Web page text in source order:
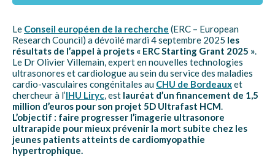
Le Conseil européen de la recherche (ERC – European
Research Council) a dévoilé mardi 4 septembre 2025 les
résultats de l’appel à projets « ERC Starting Grant 2025 ».
Le Dr Olivier Villemain, expert en nouvelles technologies
ultrasonores et cardiologue au sein du service des maladies
cardio-vasculaires congénitales au CHU de Bordeauxet
chercheur à l’IHU Liryc, est lauréat d’un financement de 1,5
million d’euros pour son projet 5D Ultrafast HCM.
L’objectif : faire progresser l’imagerie ultrasonore
ultrarapide pour mieux prévenir la mort subite chez les
jeunes patients atteints de cardiomyopathie
hypertrophique.